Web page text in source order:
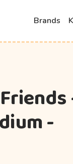
Brands
-